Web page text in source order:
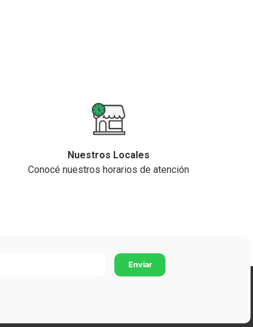
Nuestros Locales
Conocé nuestros horarios de atención